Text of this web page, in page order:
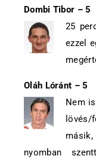
Dombi Tibor –5
25
ezzel
Oláh Lóránt – 5
Nem
nyomban